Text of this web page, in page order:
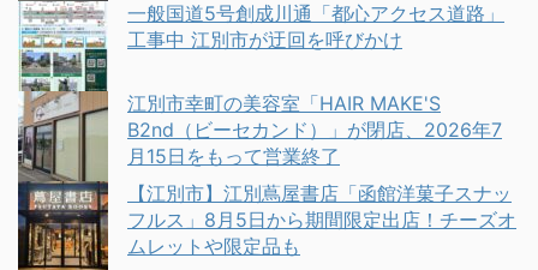
一般国道5号創成川通「都心アクセス道路」
工事中 江別市が迂回を呼びかけ
江別市幸町の美容室「HAIR MAKE'S
B2nd（ビーセカンド）」が閉店、2026年7
月15日をもって営業終了
【江別市】江別蔦屋書店「函館洋菓子スナッ
フルス」8月5日から期間限定出店！チーズオ
ムレットや限定品も